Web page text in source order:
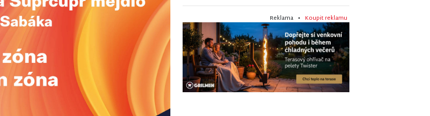
Reklama • Koupit reklamu